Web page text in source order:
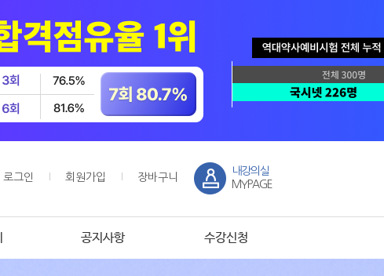
로그인 회원가입 장바구니
내강의실
MYPAGE
공지사항 수강신청